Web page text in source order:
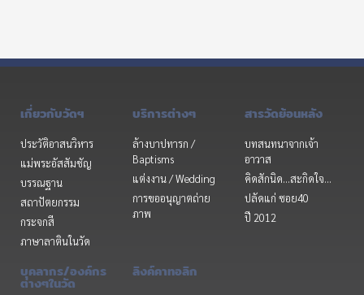
เกี่ยวกับวัดฯ
ประวัติอาสนวิหาร
แม่พระอัสสัมชัญ
บรรณฐาน
สถาปัตยกรรม
กระจกสี
ภาษาลาตินในวัด
บริการต่างๆ
ล้างบาปทารก /
Baptisms
แต่งงาน / Wedding
การขออนุญาตถ่าย
ภาพ
สารวัดย้อนหลัง
บทสนทนาจากเจ้า
อาวาส
คิดสักนิด...สะกิดใจ...
ปลัดแก่ ซอย40
ปี 2012
บุคลากร/องค์กร
ต่างๆในวัด
ลิงค์คาทอลิก